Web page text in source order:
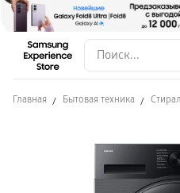
Главная Бытовая техника